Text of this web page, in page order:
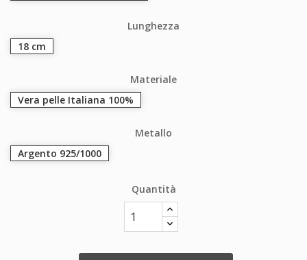
Lunghezza
18 cm
Materiale
Vera pelle Italiana 100%
Metallo
Argento 925/1000
Quantità